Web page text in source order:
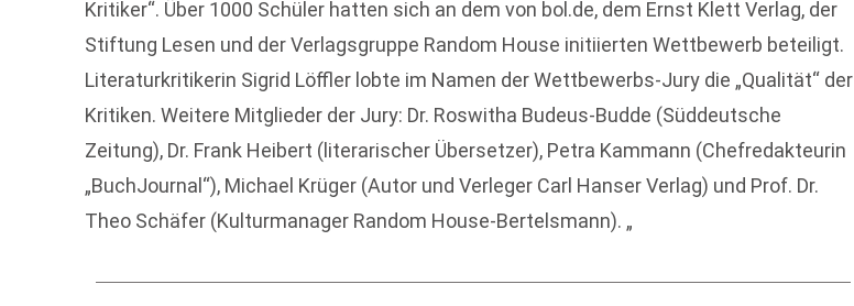
Kritiker“. Über 1000 Schüler hatten sich an dem von bol.de, dem Ernst Klett Verlag, der
Stiftung Lesen und der Verlagsgruppe Random House initiierten Wettbewerb beteiligt.
Literaturkritikerin Sigrid Löffler lobte im Namen der Wettbewerbs-Jury die „Qualität“ der
Kritiken. Weitere Mitglieder der Jury: Dr. Roswitha Budeus-Budde (Süddeutsche
Zeitung), Dr. Frank Heibert (literarischer Übersetzer), Petra Kammann (Chefredakteurin
„BuchJournal“), Michael Krüger (Autor und Verleger Carl Hanser Verlag) und Prof. Dr.
Theo Schäfer (Kulturmanager Random House-Bertelsmann). „